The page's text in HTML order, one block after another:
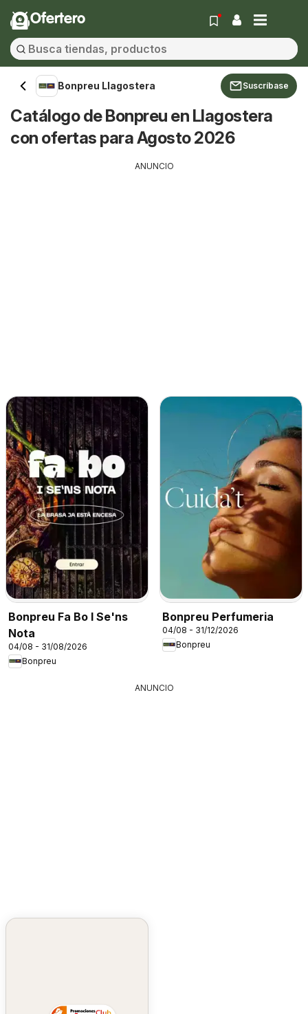
Ofertero
Bonpreu Llagostera Suscríbase
Catálogo de Bonpreu en Llagostera
con ofertas para Agosto 2026
ANUNCIO
Bonpreu Fa Bo I Se'ns
Nota
04/08 - 31/08/2026
Bonpreu
Bonpreu Perfumeria
04/08 - 31/12/2026
Bonpreu
ANUNCIO